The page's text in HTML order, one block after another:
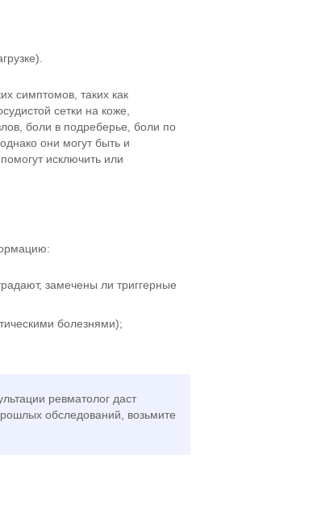
симптомов, таких как
сетки на коже,
боли в подреберье, боли по
они могут быть и
исключить или
замечены ли триггерные
болезнями);
ревматолог даст
обследований, возьмите